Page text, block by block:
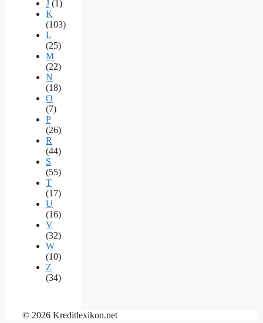
J (1)
K
(103)
L
(25)
M
(22)
N
(18)
O
(7)
P
(26)
R
(44)
S
(55)
T
(17)
U
(16)
V
(32)
W
(10)
Z
(34)
© 2026 Kreditlexikon.net